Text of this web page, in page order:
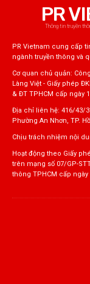
PR
Thông tin truyền
PR Vietnam cung cấp
ngành truyền thông và
Cơ quan chủ quản:
Làng Việt - Giấy phép
& ĐT TPHCM cấp ngày
Địa chỉ liên hệ: 416/43/
Phường An Nhơn, TP.
Chịu trách nhiệm nội
Hoạt động theo Giấy
trên mạng số 07/GP-
thông TPHCM cấp ngày